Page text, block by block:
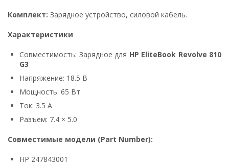
Комплект: Зарядное устройство, силовой кабель.
Характеристики
Совместимость: Зарядное для HP EliteBook Revolve 810
G3
Напряжение: 18.5 В
Мощность: 65 Вт
Ток: 3.5 А
Разъем: 7.4 × 5.0
Совместимые модели (Part Number):
HP 247843001